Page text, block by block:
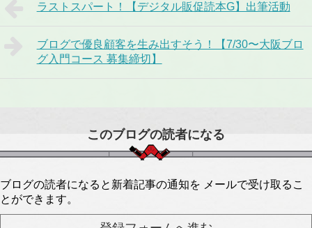
ラストスパート！【デジタル販促読本G】出筆活動
ブログで優良顧客を生み出すそう！【7/30〜大阪ブロ
グ入門コース 募集締切】
このブログの読者になる
ブログの読者になると新着記事の通知を メールで受け取るこ
とができます。